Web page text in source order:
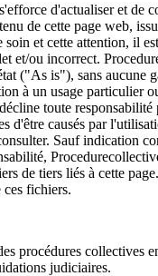
d'actualiser et de
de cette page web,
et cette attention, il
et/ou incorrect.
("As is"), sans aucune
à un usage particulier
toute responsabilité
d'être causés par
Sauf indication
de tiers liés à cette
ces fichiers.
procédures collectives
judiciaires.